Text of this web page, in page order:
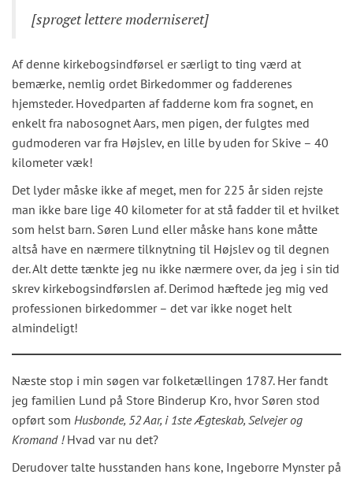
[sproget lettere moderniseret]
Af denne kirkebogsindførsel er særligt to ting værd at
bemærke, nemlig ordet Birkedommer og fadderenes
hjemsteder. Hovedparten af fadderne kom fra sognet, en
enkelt fra nabosognet Aars, men pigen, der fulgtes med
gudmoderen var fra Højslev, en lille by uden for Skive – 40
kilometer væk!
Det lyder måske ikke af meget, men for 225 år siden rejste
man ikke bare lige 40 kilometer for at stå fadder til et hvilket
som helst barn. Søren Lund eller måske hans kone måtte
altså have en nærmere tilknytning til Højslev og til degnen
der. Alt dette tænkte jeg nu ikke nærmere over, da jeg i sin tid
skrev kirkebogsindførslen af. Derimod hæftede jeg mig ved
professionen birkedommer – det var ikke noget helt
almindeligt!
Næste stop i min søgen var folketællingen 1787. Her fandt
jeg familien Lund på Store Binderup Kro, hvor Søren stod
opført som Husbonde, 52 Aar, i 1ste Ægteskab, Selvejer og
Kromand !Hvad var nu det?
Derudover talte husstanden hans kone, Ingeborre Mynster på